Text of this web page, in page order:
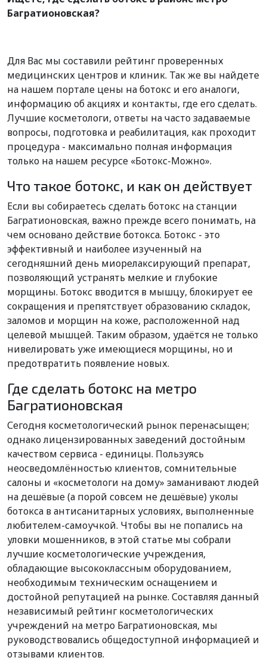
Багратионовская?
Для Вас мы составили рейтинг проверенных
медицинских центров и клиник. Так же вы найдете
на нашем портале цены на ботокс и его аналоги,
информацию об акциях и контакты, где его сделать.
Лучшие косметологи, ответы на часто задаваемые
вопросы, подготовка и реабилитация, как проходит
процедура - максимально полная информация
только на нашем ресурсе «Ботокс-Можно».
Что такое ботокс, и как он действует
Если вы собираетесь сделать ботокс на станции
Багратионовская, важно прежде всего понимать, на
чем основано действие ботокса. Ботокс - это
эффективный и наиболее изученный на
сегодняшний день миорелаксирующий препарат,
позволяющий устранять мелкие и глубокие
морщины. Ботокс вводится в мышцу, блокирует ее
сокращения и препятствует образованию складок,
заломов и морщин на коже, расположенной над
целевой мышцей. Таким образом, удаётся не только
нивелировать уже имеющиеся морщины, но и
предотвратить появление новых.
Где сделать ботокс на метро
Багратионовская
Сегодня косметологический рынок перенасыщен;
однако лицензированных заведений достойным
качеством сервиса - единицы. Пользуясь
неосведомлённостью клиентов, сомнительные
салоны и «косметологи на дому» заманивают людей
на дешёвые (а порой совсем не дешёвые) уколы
ботокса в антисанитарных условиях, выполненные
любителем-самоучкой. Чтобы вы не попались на
уловки мошенников, в этой статье мы собрали
лучшие косметологические учреждения,
обладающие высококлассным оборудованием,
необходимым техническим оснащением и
достойной репутацией на рынке. Составляя данный
независимый рейтинг косметологических
учреждений на метро Багратионовская, мы
руководствовались общедоступной информацией и
отзывами клиентов.